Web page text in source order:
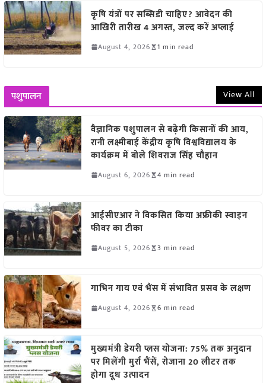
कृषि यंत्रों पर सब्सिडी चाहिए? आवेदन की
आखिरी तारीख 4 अगस्त, जल्द करें अप्लाई
August 4, 2026 1 min read
पशुपालन View All
वैज्ञानिक पशुपालन से बढ़ेगी किसानों की आय,
रानी लक्ष्मीबाई केंद्रीय कृषि विश्वविद्यालय के
कार्यक्रम में बोले शिवराज सिंह चौहान
August 6, 2026 4 min read
आईसीएआर ने विकसित किया अफ्रीकी स्वाइन
फीवर का टीका
August 5, 2026 3 min read
गाभिन गाय एवं भैंस में संभावित प्रसव के लक्षण
August 4, 2026 6 min read
मुख्यमंत्री डेयरी प्लस योजना: 75% तक अनुदान
पर मिलेंगी मुर्रा भैंसें, रोजाना 20 लीटर तक
होगा दूध उत्पादन